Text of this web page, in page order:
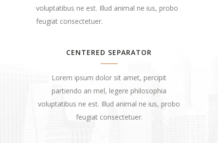
voluptatibus ne est. Illud animal ne ius, probo
feugiat consectetuer.
CENTERED SEPARATOR
Lorem ipsum dolor sit amet, percipit
partiendo an mel, legere philosophia
voluptatibus ne est. Illud animal ne ius, probo
feugiat consectetuer.